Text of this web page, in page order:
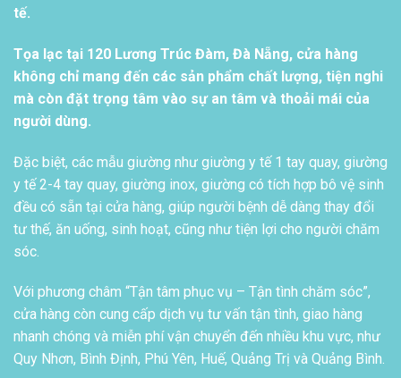
tế.
Tọa lạc tại 120 Lương Trúc Đàm, Đà Nẵng, cửa hàng
không chỉ mang đến các sản phẩm chất lượng, tiện nghi
mà còn đặt trọng tâm vào sự an tâm và thoải mái của
người dùng.
Đặc biệt, các mẫu giường như giường y tế 1 tay quay, giường
y tế 2-4 tay quay, giường inox, giường có tích hợp bô vệ sinh
đều có sẵn tại cửa hàng, giúp người bệnh dễ dàng thay đổi
tư thế, ăn uống, sinh hoạt, cũng như tiện lợi cho người chăm
sóc.
Với phương châm “Tận tâm phục vụ – Tận tình chăm sóc”,
cửa hàng còn cung cấp dịch vụ tư vấn tận tình, giao hàng
nhanh chóng và miễn phí vận chuyển đến nhiều khu vực, như
Quy Nhơn, Bình Định, Phú Yên, Huế, Quảng Trị và Quảng Bình.